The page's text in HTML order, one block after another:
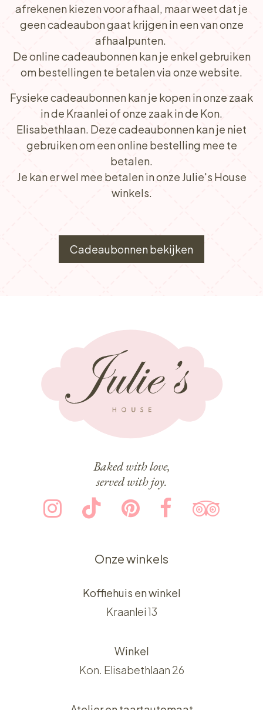
afrekenen kiezen voor afhaal, maar weet dat je
geen cadeaubon gaat krijgen in een van onze
afhaalpunten.
De online cadeaubonnen kan je enkel gebruiken
om bestellingen te betalen via onze website.
Fysieke cadeaubonnen kan je kopen in onze zaak
in de Kraanlei of onze zaak in de Kon.
Elisabethlaan. Deze cadeaubonnen kan je niet
gebruiken om een online bestelling mee te
betalen.
Je kan er wel mee betalen in onze Julie's House
winkels.
Cadeaubonnen bekijken
Baked with love,
served with joy.
Onze winkels
Koffiehuis en winkel
Kraanlei 13
Winkel
Kon. Elisabethlaan 26